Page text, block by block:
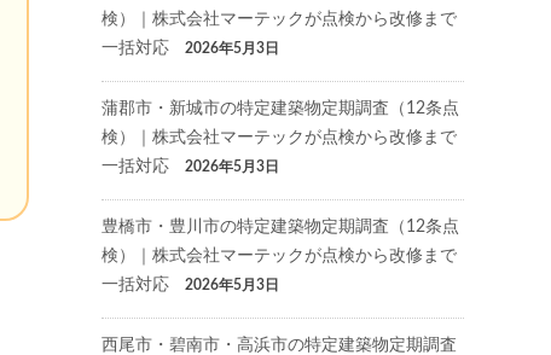
検）｜株式会社マーテックが点検から改修まで
一括対応
2026年5月3日
蒲郡市・新城市の特定建築物定期調査（12条点
検）｜株式会社マーテックが点検から改修まで
一括対応
2026年5月3日
豊橋市・豊川市の特定建築物定期調査（12条点
検）｜株式会社マーテックが点検から改修まで
一括対応
2026年5月3日
西尾市・碧南市・高浜市の特定建築物定期調査